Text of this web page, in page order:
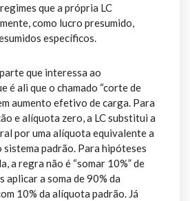
que a própria LC
como lucro presumido,
específicos.
que interessa ao
é ali que o chamado “corte de
aumento efetivo de carga. Para
e alíquota zero, a LC substitui a
por uma alíquota equivalente a
sistema padrão. Para hipóteses
a regra não é “somar 10%” de
aplicar a soma de 90% da
10% da alíquota padrão. Já